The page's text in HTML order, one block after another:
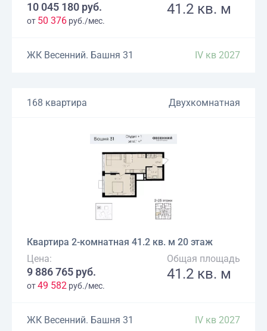
10 045 180 руб.
от 50 376 руб./мес.
41.2 кв. м
ЖК Весенний. Башня 31 IV кв 2027
168 квартира Двухкомнатная
Квартира 2-комнатная 41.2 кв. м 20 этаж
Цена:
9 886 765 руб.
от49 582 руб./мес.
Общая площадь
41.2 кв. м
ЖК Весенний. Башня 31 IV кв 2027